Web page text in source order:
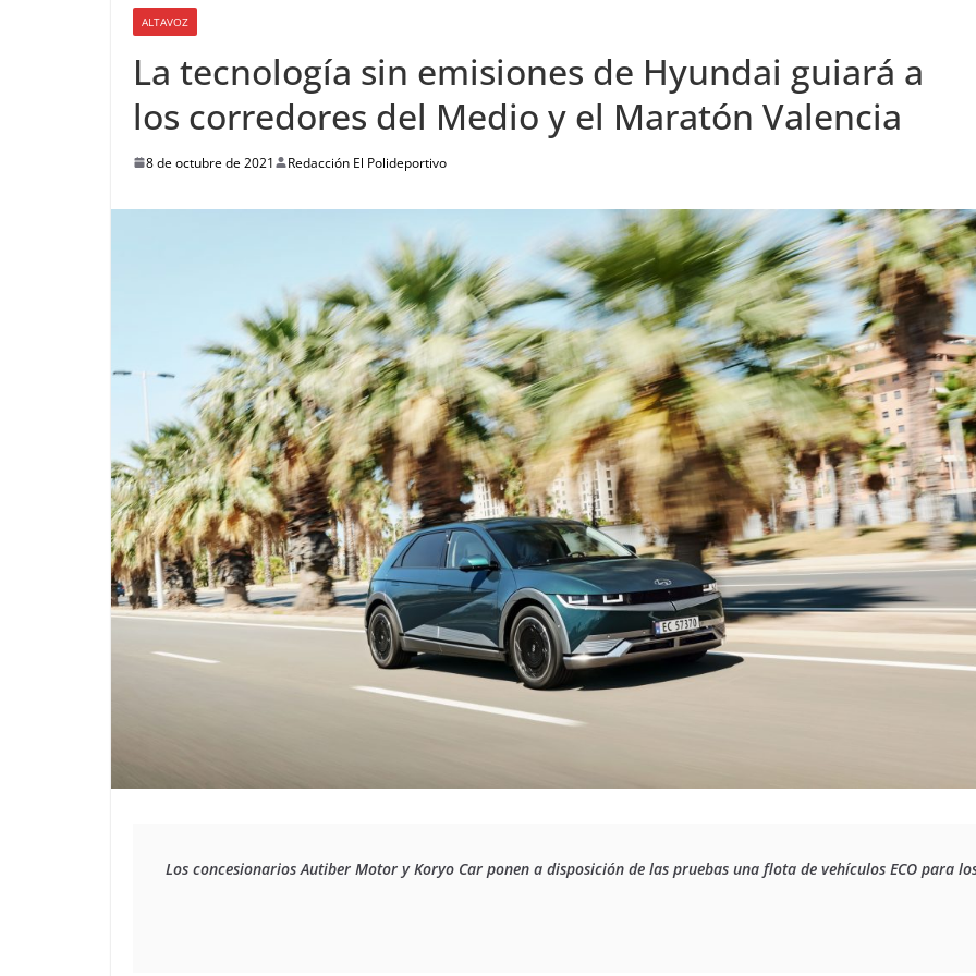
ALTAVOZ
La tecnología sin emisiones de Hyundai guiará a
los corredores del Medio y el Maratón Valencia
8 de octubre de 2021 Redacción El Polideportivo
Los concesionarios Autiber Motor y Koryo Car ponen a disposición de las pruebas una flota de vehículos ECO para